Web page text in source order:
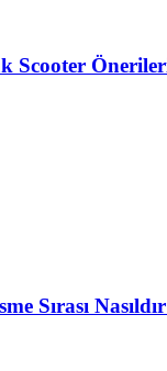
Scooter
Sırası